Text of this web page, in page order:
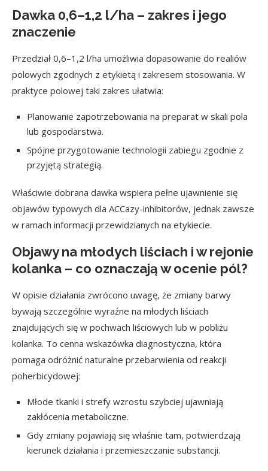
Dawka 0,6–1,2 l/ha – zakres i jego
znaczenie
Przedział 0,6–1,2 l/ha umożliwia dopasowanie do realiów
polowych zgodnych z etykietą i zakresem stosowania. W
praktyce polowej taki zakres ułatwia:
Planowanie zapotrzebowania na preparat w skali pola
lub gospodarstwa.
Spójne przygotowanie technologii zabiegu zgodnie z
przyjętą strategią.
Właściwie dobrana dawka wspiera pełne ujawnienie się
objawów typowych dla ACCazy-inhibitorów, jednak zawsze
w ramach informacji przewidzianych na etykiecie.
Objawy na młodych liściach i w rejonie
kolanka – co oznaczają w ocenie pól?
W opisie działania zwrócono uwagę, że zmiany barwy
bywają szczególnie wyraźne na młodych liściach
znajdujących się w pochwach liściowych lub w pobliżu
kolanka. To cenna wskazówka diagnostyczna, która
pomaga odróżnić naturalne przebarwienia od reakcji
poherbicydowej:
Młode tkanki i strefy wzrostu szybciej ujawniają
zakłócenia metaboliczne.
Gdy zmiany pojawiają się właśnie tam, potwierdzają
kierunek działania i przemieszczanie substancji.